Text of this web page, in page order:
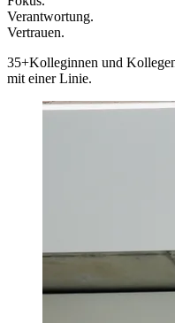
Verantwortung.
Vertrauen.
35+Kolleginnen und
mit einer Linie.